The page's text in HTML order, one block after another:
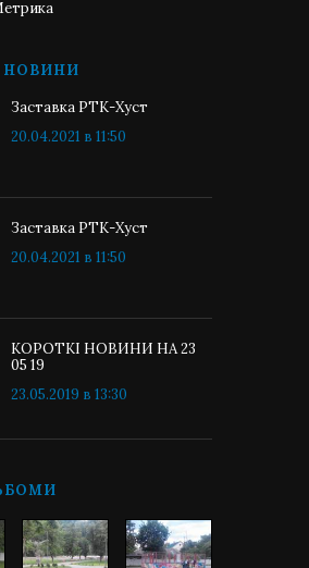
НОВИНИ
Заставка РТК-Хуст
20.04.2021 в 11:50
Заставка РТК-Хуст
20.04.2021 в 11:50
КОРОТКІ НОВИНИ НА 23
05 19
23.05.2019 в 13:30